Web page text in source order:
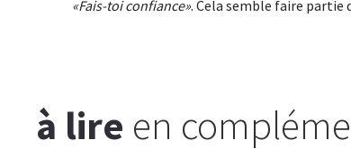
Fais-toi confiance . Cela semble faire partie
à lire en